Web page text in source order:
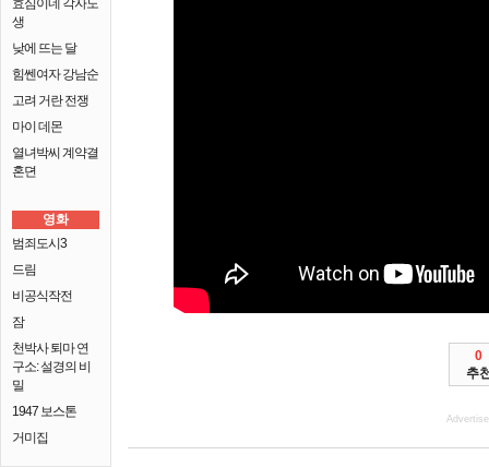
효심이네 각자도
생
낮에 뜨는 달
힘쎈여자 강남순
고려 거란 전쟁
마이 데몬
열녀박씨 계약결
혼뎐
영화
범죄도시3
드림
비공식작전
잠
천박사 퇴마 연
구소: 설경의 비
밀
1947 보스톤
거미집
0
추